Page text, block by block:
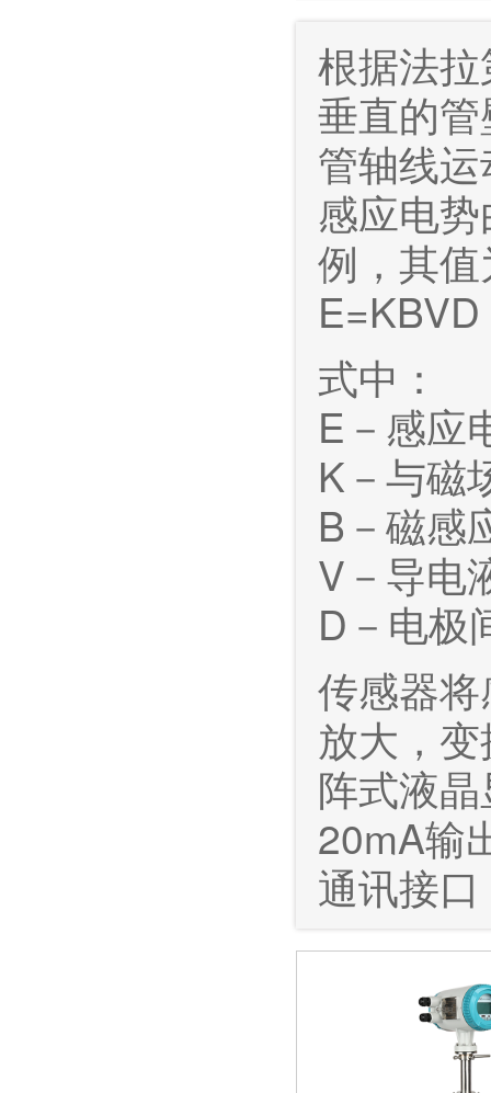
根据法
垂直的
管轴线
感应电
例，其
E=KBVD
式中：
E－感应
K－与磁
B－磁感
V－导电
D－电极
传感器
放大，
阵式液
20mA输
通讯接